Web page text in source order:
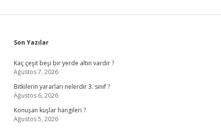
Sidebar
Son Yazılar
Kaç çeşit beşi bir yerde altın vardır ?
Ağustos 7, 2026
Bitkilerin yararları nelerdir 3. sınıf ?
Ağustos 6, 2026
Konuşan kuşlar hangileri ?
Ağustos 5, 2026